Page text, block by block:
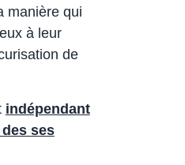
manière qui
à leur
de
indépendant
ses